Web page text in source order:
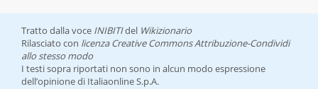
Tratto dalla voce INIBITIdel Wikizionario
Rilasciato con licenza Creative Commons Attribuzione-Condividi
allo stesso modo
I testi sopra riportati non sono in alcun modo espressione
dell’opinione di Italiaonline S.p.A.